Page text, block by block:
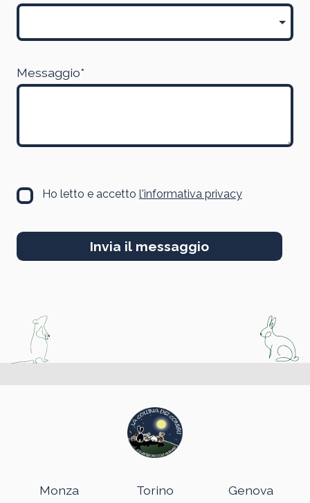
Messaggio*
Ho letto e accetto l'informativa privacy
Invia il messaggio
Monza Torino Genova